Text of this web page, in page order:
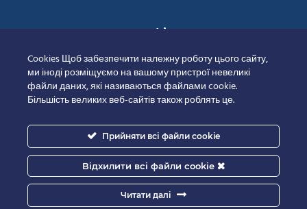
Сертифікати
Cookies Щоб забезпечити належну роботу цього сайту,
ми іноді розміщуємо на вашому пристрої невеликі
файли даних, які називаються файлами cookie.
Більшість великих веб-сайтів також роблять це.
Прийняти всі файли cookie
Відхилити всі файли cookie
Читати далі